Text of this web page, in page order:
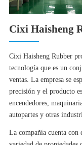
Cixi Haisheng
Cixi Haisheng Rubber
tecnología que es un
ventas. La empresa se
precisión y el producto
encendedores,
autopartes y otras
La compañía cuenta con